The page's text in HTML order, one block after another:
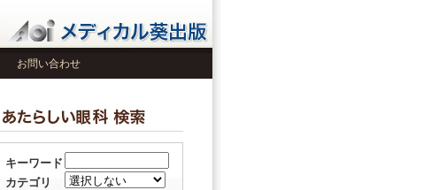
お問い合わせ
キーワード
カテゴリ